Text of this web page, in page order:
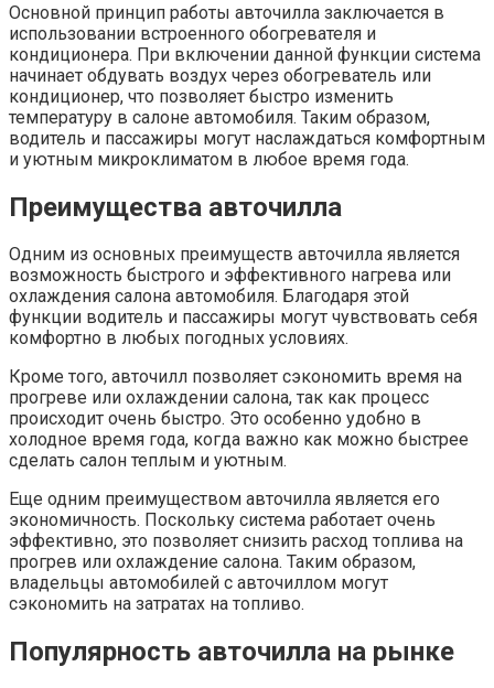
Основной принцип работы авточилла заключается в
использовании встроенного обогревателя и
кондиционера. При включении данной функции система
начинает обдувать воздух через обогреватель или
кондиционер, что позволяет быстро изменить
температуру в салоне автомобиля. Таким образом,
водитель и пассажиры могут наслаждаться комфортным
и уютным микроклиматом в любое время года.
Преимущества авточилла
Одним из основных преимуществ авточилла является
возможность быстрого и эффективного нагрева или
охлаждения салона автомобиля. Благодаря этой
функции водитель и пассажиры могут чувствовать себя
комфортно в любых погодных условиях.
Кроме того, авточилл позволяет сэкономить время на
прогреве или охлаждении салона, так как процесс
происходит очень быстро. Это особенно удобно в
холодное время года, когда важно как можно быстрее
сделать салон теплым и уютным.
Еще одним преимуществом авточилла является его
экономичность. Поскольку система работает очень
эффективно, это позволяет снизить расход топлива на
прогрев или охлаждение салона. Таким образом,
владельцы автомобилей с авточиллом могут
сэкономить на затратах на топливо.
Популярность авточилла на рынке